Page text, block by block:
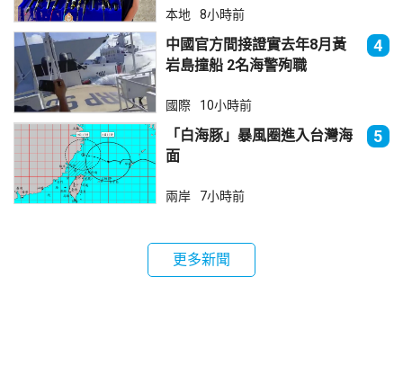
本地 8小時前
中國官方間接證實去年8月黃
岩島撞船 2名海警殉職
4
國際 10小時前
「白海豚」暴風圈進入台灣海
面
5
兩岸 7小時前
更多新聞